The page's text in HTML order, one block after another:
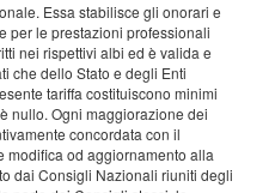
Essa stabilisce gli onorari e
per le prestazioni professionali
nei rispettivi albi ed è valida e
che dello Stato e degli Enti
tariffa costituiscono minimi
nullo. Ogni maggiorazione dei
concordata con il
modifica od aggiornamento alla
dai Consigli Nazionali riuniti degli